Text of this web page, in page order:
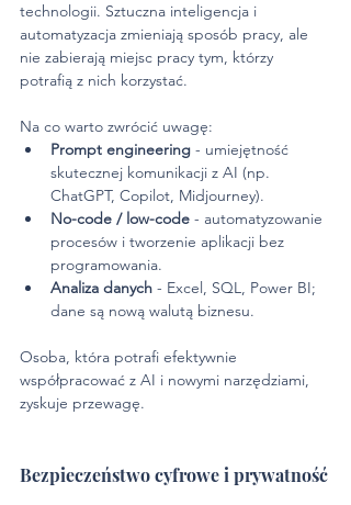
technologii. Sztuczna inteligencja i
automatyzacja zmieniają sposób pracy, ale
nie zabierają miejsc pracy tym, którzy
potrafią z nich korzystać.
Na co warto zwrócić uwagę:
Prompt engineering - umiejętność
skutecznej komunikacji z AI (np.
ChatGPT, Copilot, Midjourney).
No-code / low-code - automatyzowanie
procesów i tworzenie aplikacji bez
programowania.
Analiza danych - Excel, SQL, Power BI;
dane są nową walutą biznesu.
Osoba, która potrafi efektywnie
współpracować z AI i nowymi narzędziami,
zyskuje przewagę.
Bezpieczeństwo cyfrowe i prywatność